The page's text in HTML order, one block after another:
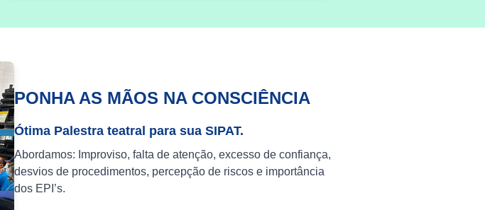
PONHA AS MÃOS NA CONSCIÊNCIA
Ótima Palestra teatral para sua SIPAT.
Abordamos: Improviso, falta de atenção, excesso de confiança,
desvios de procedimentos, percepção de riscos e importância
dos EPI’s.